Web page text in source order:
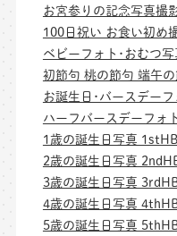
お宮参りの記念写真撮
100日祝い お食い初め
ベビーフォト･おむつ写
初節句 桃の節句 端午
お誕生日･バースデーフ
ハーフバースデーフォト
1歳の誕生日写真
2歳の誕生日写真
3歳の誕生日写真
4歳の誕生日写真
5歳の誕生日写真